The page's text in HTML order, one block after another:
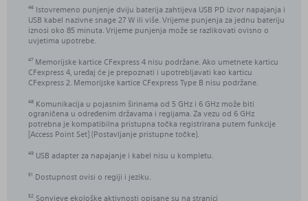
46 Istovremeno punjenje dviju baterija zahtijeva USB PD izvor napajanja i
USB kabel nazivne snage 27 W ili više. Vrijeme punjenja za jednu bateriju
iznosi oko 85 minuta. Vrijeme punjenja može se razlikovati ovisno o
uvjetima upotrebe.
47 Memorijske kartice CFexpress 4 nisu podržane. Ako umetnete karticu
CFexpress 4, uređaj će je prepoznati i upotrebljavati kao karticu
CFexpress 2. Memorijske kartice CFexpress Type B nisu podržane.
48 Komunikacija u pojasnim širinama od 5 GHz i 6 GHz može biti
ograničena u određenim državama i regijama. Za vezu od 6 GHz
potrebna je kompatibilna pristupna točka registrirana putem funkcije
[Access Point Set] (Postavljanje pristupne točke).
49 USB adapter za napajanje i kabel nisu u kompletu.
51 Dostupnost ovisi o regiji i jeziku.
52